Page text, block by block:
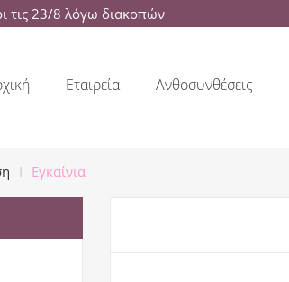
τις 23/8 λόγω διακοπών
Εταιρεία Ανθοσυνθέσεις
Εγκαίνια